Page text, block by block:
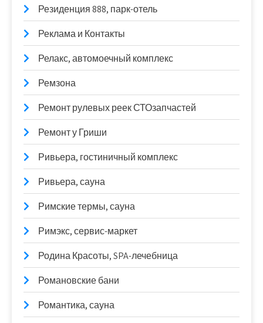
Резиденция 888, парк-отель
Реклама и Контакты
Релакс, автомоечный комплекс
Ремзона
Ремонт рулевых реек СТОзапчастей
Ремонт у Гриши
Ривьера, гостиничный комплекс
Ривьера, сауна
Римские термы, сауна
Римэкс, сервис-маркет
Родина Красоты, SPA-лечебница
Романовские бани
Романтика, сауна